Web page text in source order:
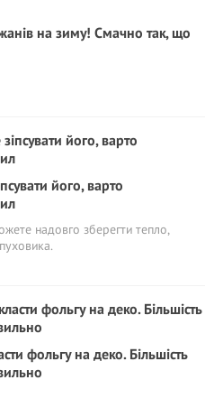
на зиму! Смачно так, що
його, варто
надовго зберегти тепло,
фольгу на деко. Більшість